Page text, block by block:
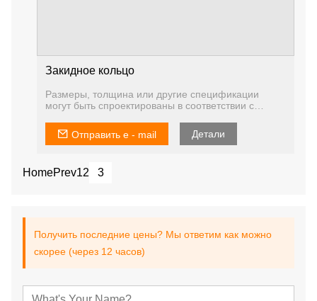
Закидное кольцо
Размеры, толщина или другие спецификации
могут быть спроектированы в соответствии с
Отправить e - mail
Детали
HomePrev12 3
Получить последние цены? Мы ответим как можно
скорее (через 12 часов)